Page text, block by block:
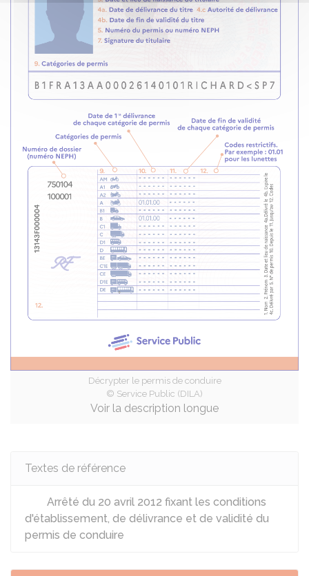
Décrypter le permis de conduire
© Service Public (DILA)
Voir la description longue
Textes de référence
Arrêté du 20 avril 2012 fixant les conditions
d'établissement, de délivrance et de validité du
permis de conduire